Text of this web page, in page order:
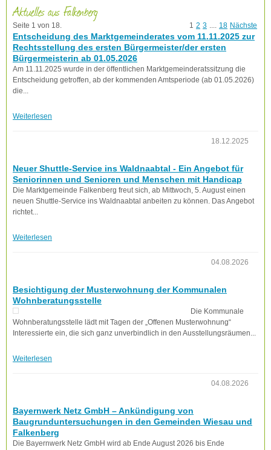
Aktuelles aus Falkenberg
Seite 1 von 18. 1 2 3 .... 18 Nächste
Entscheidung des Marktgemeinderates vom 11.11.2025 zur
Rechtsstellung des ersten Bürgermeister/der ersten
Bürgermeisterin ab 01.05.2026
Am 11.11.2025 wurde in der öffentlichen Marktgemeinderatssitzung die
Entscheidung getroffen, ab der kommenden Amtsperiode (ab 01.05.2026)
die...
Weiterlesen
18.12.2025
Neuer Shuttle-Service ins Waldnaabtal - Ein Angebot für
Seniorinnen und Senioren und Menschen mit Handicap
Die Marktgemeinde Falkenberg freut sich, ab Mittwoch, 5. August einen
neuen Shuttle-Service ins Waldnaabtal anbeiten zu können. Das Angebot
richtet...
Weiterlesen
04.08.2026
Besichtigung der Musterwohnung der Kommunalen
Wohnberatungsstelle
Die Kommunale
Wohnberatungsstelle lädt mit Tagen der „Offenen Musterwohnung“
Interessierte ein, die sich ganz unverbindlich in den Ausstellungsräumen...
Weiterlesen
04.08.2026
Bayernwerk Netz GmbH – Ankündigung von
Baugrunduntersuchungen in den Gemeinden Wiesau und
Falkenberg
Die Bayernwerk Netz GmbH wird ab Ende August 2026 bis Ende